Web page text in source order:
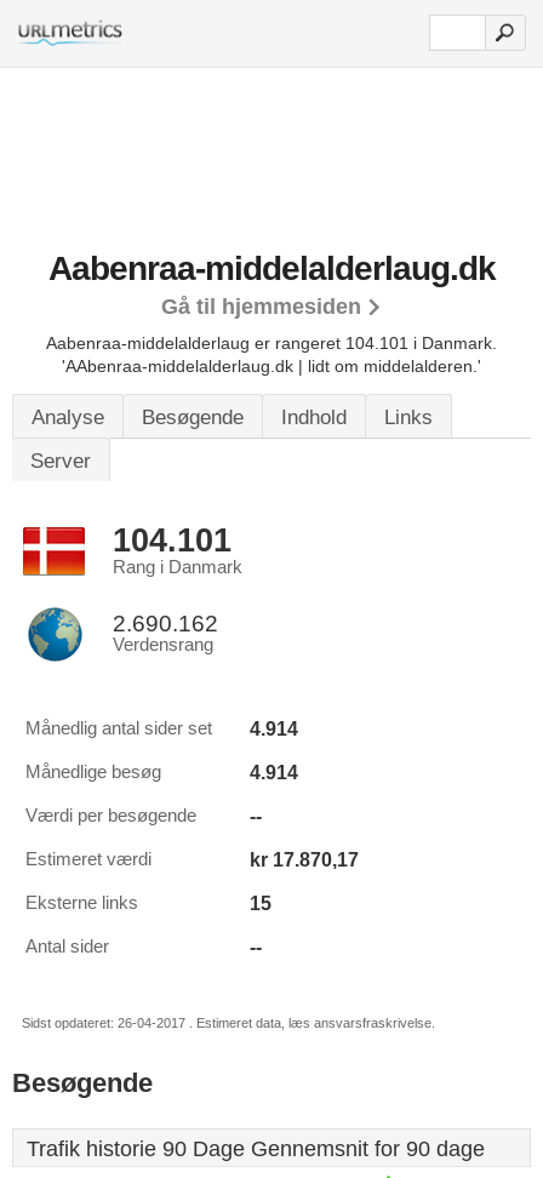
Aabenraa-middelalderlaug.dk
Gå til hjemmesiden
Aabenraa-middelalderlaug er rangeret 104.101 i Danmark.
'AAbenraa-middelalderlaug.dk | lidt om middelalderen.'
Analyse Besøgende Indhold
Links
Server
104.101
Rang i Danmark
2.690.162
Verdensrang
Månedlig antal sider set 4.914
Månedlige besøg 4.914
Værdi per besøgende --
Estimeret værdi kr 17.870,17
Eksterne links 15
Antal sider --
Sidst opdateret: 26-04-2017 . Estimeret data, læs ansvarsfraskrivelse.
Besøgende
Trafik historie 90 Dage Gennemsnit for 90 dage